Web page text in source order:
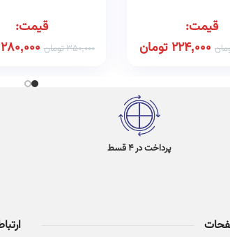
قیمت:
224,000تومان
قیمت:
350,000تومان 280,000
پرداخت در 4 قسط